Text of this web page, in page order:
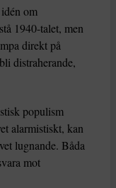
om
1940-talet, men
direkt på
distraherande,
populism
alarmistiskt, kan
lugnande. Båda
mot